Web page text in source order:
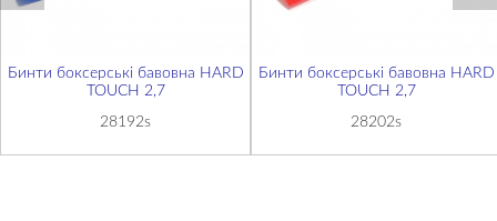
Бинти боксерські бавовна HARD
TOUCH 2,7
28192s
Бинти боксерські бавовна HARD
TOUCH 2,7
28202s